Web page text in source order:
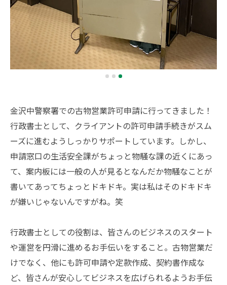
金沢中警察署での古物営業許可申請に行ってきました！
行政書士として、クライアントの許可申請手続きがスム
ーズに進むようしっかりサポートしています。しかし、
申請窓口の生活安全課がちょっと物騒な課の近くにあっ
て、案内板には一般の人が見るとなんだか物騒なことが
書いてあってちょっとドキドキ。実は私はそのドキドキ
が嫌いじゃないんですがね。笑
行政書士としての役割は、皆さんのビジネスのスタート
や運営を円滑に進めるお手伝いをすること。古物営業だ
けでなく、他にも許可申請や定款作成、契約書作成な
ど、皆さんが安心してビジネスを広げられるようお手伝